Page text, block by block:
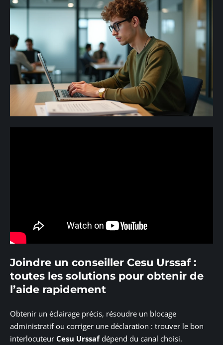
Joindre un conseiller Cesu Urssaf :
toutes les solutions pour obtenir de
l’aide rapidement
Obtenir un éclairage précis, résoudre un blocage
administratif ou corriger une déclaration : trouver le bon
interlocuteur Cesu Urssafdépend du canal choisi.